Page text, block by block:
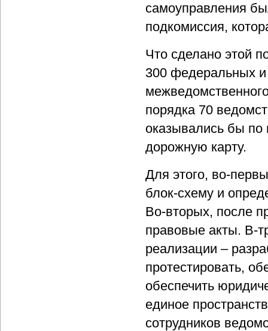
самоуправления
подкомиссия,
Что сделано этой
300 федеральных и
порядка 70
оказывались бы по
дорожную карту.
Для этого, во-
блок-схему и
Во-вторых, после
правовые акты. В-
реализации –
протестировать,
обеспечить
единое
сотрудников